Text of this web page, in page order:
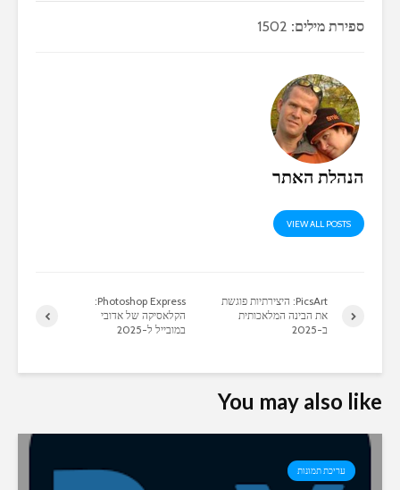
ספירת מילים:
הנהלת האתר
VIEW ALL POSTS
Photoshop Express:
הקלאסיקה של אדובי
במובייל ל-2025
PicsArt: היצירתיות פוגשת
את הבינה המלאכותית
ב-2025
You may also like
עריכת תמונות